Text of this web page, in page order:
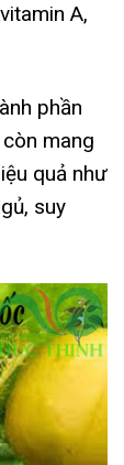
A,
phần
mang
quả như
suy